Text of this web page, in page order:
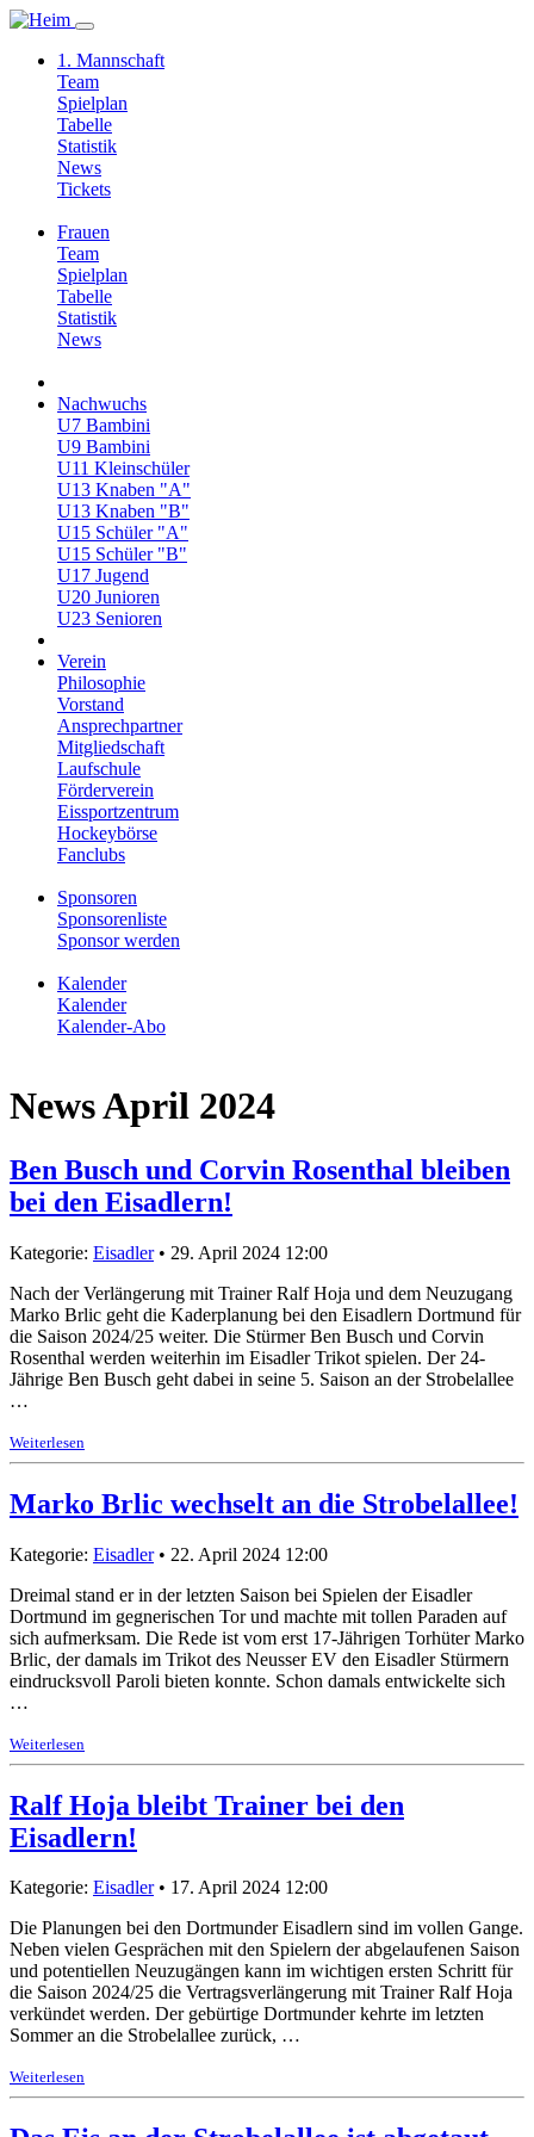
1. Mannschaft
Team
Spielplan
Tabelle
Statistik
News
Tickets
Frauen
Team
Spielplan
Tabelle
Statistik
News
Nachwuchs
U7 Bambini
U9 Bambini
U11 Kleinschüler
U13 Knaben "A"
U13 Knaben "B"
U15 Schüler "A"
U15 Schüler "B"
U17 Jugend
U20 Junioren
U23 Senioren
Verein
Philosophie
Vorstand
Ansprechpartner
Mitgliedschaft
Laufschule
Förderverein
Eissportzentrum
Hockeybörse
Fanclubs
Sponsoren
Sponsorenliste
Sponsor werden
Kalender
Kalender
Kalender-Abo
News April 2024
Ben Busch und Corvin Rosenthal bleiben
bei den Eisadlern!
Kategorie: Eisadler• 29. April 2024 12:00
Nach der Verlängerung mit Trainer Ralf Hoja und dem Neuzugang
Marko Brlic geht die Kaderplanung bei den Eisadlern Dortmund für
die Saison 2024/25 weiter. Die Stürmer Ben Busch und Corvin
Rosenthal werden weiterhin im Eisadler Trikot spielen. Der 24-
Jährige Ben Busch geht dabei in seine 5. Saison an der Strobelallee
…
Weiterlesen
Marko Brlic wechselt an die Strobelallee!
Kategorie: Eisadler• 22. April 2024 12:00
Dreimal stand er in der letzten Saison bei Spielen der Eisadler
Dortmund im gegnerischen Tor und machte mit tollen Paraden auf
sich aufmerksam. Die Rede ist vom erst 17-Jährigen Torhüter Marko
Brlic, der damals im Trikot des Neusser EV den Eisadler Stürmern
eindrucksvoll Paroli bieten konnte. Schon damals entwickelte sich
…
Weiterlesen
Ralf Hoja bleibt Trainer bei den
Eisadlern!
Kategorie: Eisadler• 17. April 2024 12:00
Die Planungen bei den Dortmunder Eisadlern sind im vollen Gange.
Neben vielen Gesprächen mit den Spielern der abgelaufenen Saison
und potentiellen Neuzugängen kann im wichtigen ersten Schritt für
die Saison 2024/25 die Vertragsverlängerung mit Trainer Ralf Hoja
verkündet werden. Der gebürtige Dortmunder kehrte im letzten
Sommer an die Strobelallee zurück, …
Weiterlesen